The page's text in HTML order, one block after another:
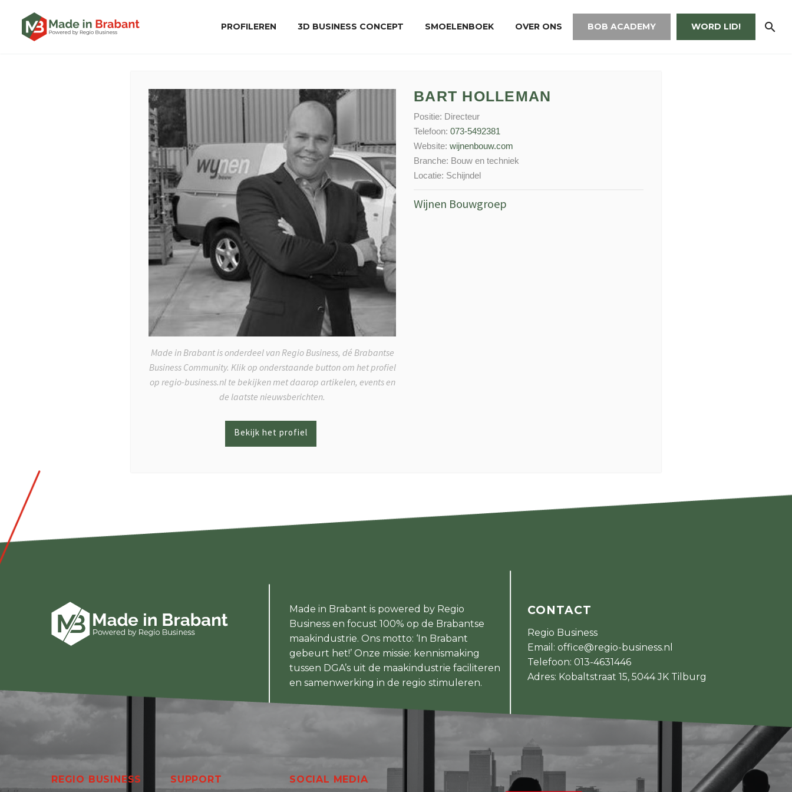
PROFILEREN 3D BUSINESS CONCEPT SMOELENBOEK OVER ONS BOB ACADEMY WORD LID!
Made in Brabant is onderdeel van Regio Business, dé Brabantse
Business Community. Klik op onderstaande button om het profiel
op regio-business.nl te bekijken met daarop artikelen, events en
de laatste nieuwsberichten.
BART HOLLEMAN
Positie: Directeur
Telefoon: 073-5492381
Website: wijnenbouw.com
Branche: Bouw en techniek
Locatie: Schijndel
Wijnen Bouwgroep
Made in Brabant is powered by Regio
Business en focust 100% op de Brabantse
maakindustrie. Ons motto: ‘In Brabant
gebeurt het!’ Onze missie: kennismaking
tussen DGA’s uit de maakindustrie faciliteren
en samenwerking in de regio stimuleren.
CONTACT
Regio Business
Email: office@regio-business.nl
Telefoon: 013-4631446
Adres: Kobaltstraat 15, 5044 JK Tilburg
REGIO BUSINESS SUPPORT SOCIAL MEDIA